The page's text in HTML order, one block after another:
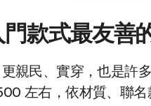
款式最友善
親民、實穿，也是許
左右，依材質、聯名